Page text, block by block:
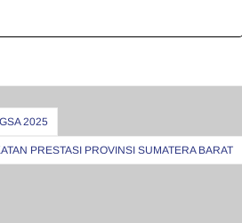
2025
PRESTASI PROVINSI SUMATERA BARAT